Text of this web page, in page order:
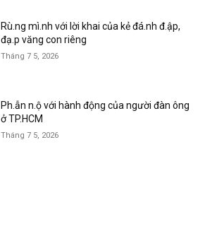
Rù.ng mì.nh với lời khai của kẻ đá.nh đ.ập,
đạ.p văng con riêng
Tháng 7 5, 2026
Ph.ẫn n.ộ với hành động của người đàn ông
ở TP.HCM
Tháng 7 5, 2026